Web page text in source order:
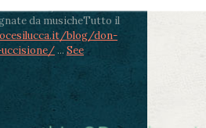
Elisa). Durante le
da musicheTutto il
blog/don-
... See